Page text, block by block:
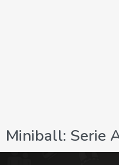
Miniball: Serie